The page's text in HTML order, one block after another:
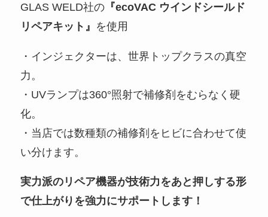
GLAS WELD社の 『ecoVAC ウインドシールド
リペアキット』 を使用
・インジェクターは、世界トップクラスの真空
力。
・UVランプは360°照射で補修剤をむらなく硬
化。
・当店では数種類の補修剤をヒビに合わせて使
い分けます。
実力派のリペア機器が技術力をあと押しする形
で仕上がりを強力にサポートします！